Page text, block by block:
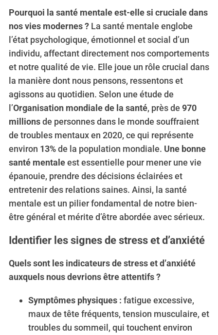
Pourquoi la santé mentale est-elle si cruciale dans
nos vies modernes ?La santé mentale englobe
l’état psychologique, émotionnel et social d’un
individu, affectant directement nos comportements
et notre qualité de vie. Elle joue un rôle crucial dans
la manière dont nous pensons, ressentons et
agissons au quotidien. Selon une étude de
l’Organisation mondiale de la santé, près de 970
millionsde personnes dans le monde souffraient
de troubles mentaux en 2020, ce qui représente
environ 13%de la population mondiale. Une bonne
santé mentaleest essentielle pour mener une vie
épanouie, prendre des décisions éclairées et
entretenir des relations saines. Ainsi, la santé
mentale est un pilier fondamental de notre bien-
être général et mérite d’être abordée avec sérieux.
Identifier les signes de stress et d’anxiété
Quels sont les indicateurs de stress et d’anxiété
auxquels nous devrions être attentifs ?
Symptômes physiques : fatigue excessive,
maux de tête fréquents, tension musculaire, et
troubles du sommeil, qui touchent environ